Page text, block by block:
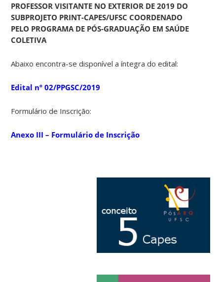
PROFESSOR VISITANTE NO EXTERIOR DE 2019 DO
SUBPROJETO PRINT-CAPES/UFSC COORDENADO
PELO PROGRAMA DE PÓS-GRADUAÇÃO EM SAÚDE
COLETIVA
Abaixo encontra-se disponível a íntegra do edital:
Edital nº 02/PPGSC/2019
Formulário de Inscrição:
Anexo III – Formulário de Inscrição